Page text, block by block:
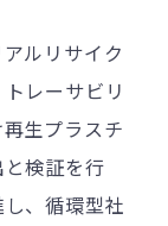
ルリサイク
レーサビリ
生プラスチ
検証を行
、循環型社